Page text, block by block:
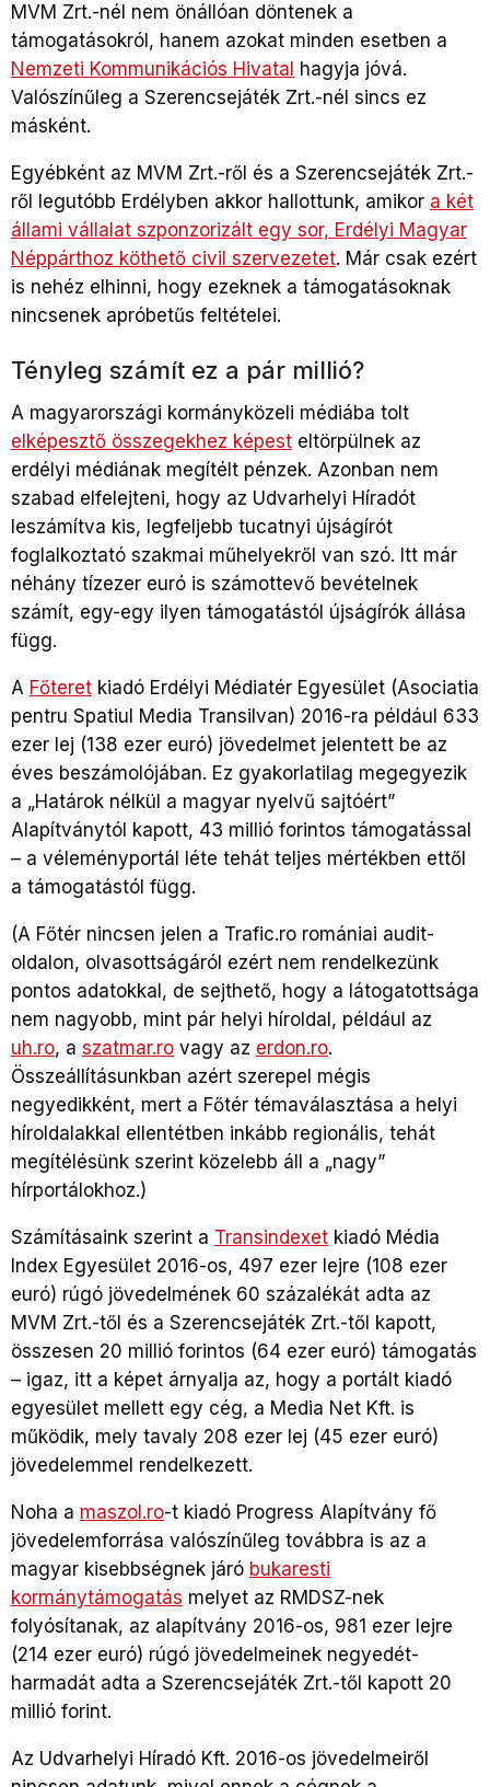
MVM Zrt.-nél nem önállóan döntenek a
támogatásokról, hanem azokat minden esetben a
Nemzeti Kommunikációs Hivatal hagyja jóvá.
Valószínűleg a Szerencsejáték Zrt.-nél sincs ez
másként.
Egyébként az MVM Zrt.-ről és a Szerencsejáték Zrt.-
ről legutóbb Erdélyben akkor hallottunk, amikor a két
állami vállalat szponzorizált egy sor, Erdélyi Magyar
Néppárthoz köthető civil szervezetet. Már csak ezért
is nehéz elhinni, hogy ezeknek a támogatásoknak
nincsenek apróbetűs feltételei.
Tényleg számít ez a pár millió?
A magyarországi kormányközeli médiába tolt
elképesztő összegekhez képest eltörpülnek az
erdélyi médiának megítélt pénzek. Azonban nem
szabad elfelejteni, hogy az Udvarhelyi Híradót
leszámítva kis, legfeljebb tucatnyi újságírót
foglalkoztató szakmai műhelyekről van szó. Itt már
néhány tízezer euró is számottevő bevételnek
számít, egy-egy ilyen támogatástól újságírók állása
függ.
A Főteret kiadó Erdélyi Médiatér Egyesület (Asociatia
pentru Spatiul Media Transilvan) 2016-ra például 633
ezer lej (138 ezer euró) jövedelmet jelentett be az
éves beszámolójában. Ez gyakorlatilag megegyezik
a „Határok nélkül a magyar nyelvű sajtóért”
Alapítványtól kapott, 43 millió forintos támogatással
– a véleményportál léte tehát teljes mértékben ettől
a támogatástól függ.
(A Főtér nincsen jelen a Trafic.ro romániai audit-
oldalon, olvasottságáról ezért nem rendelkezünk
pontos adatokkal, de sejthető, hogy a látogatottsága
nem nagyobb, mint pár helyi híroldal, például az
uh.ro, a szatmar.ro vagy az erdon.ro.
Összeállításunkban azért szerepel mégis
negyedikként, mert a Főtér témaválasztása a helyi
híroldalakkal ellentétben inkább regionális, tehát
megítélésünk szerint közelebb áll a „nagy”
hírportálokhoz.)
Számításaink szerint a Transindexet kiadó Média
Index Egyesület 2016-os, 497 ezer lejre (108 ezer
euró) rúgó jövedelmének 60 százalékát adta az
MVM Zrt.-től és a Szerencsejáték Zrt.-től kapott,
összesen 20 millió forintos (64 ezer euró) támogatás
– igaz, itt a képet árnyalja az, hogy a portált kiadó
egyesület mellett egy cég, a Media Net Kft. is
működik, mely tavaly 208 ezer lej (45 ezer euró)
jövedelemmel rendelkezett.
Noha a maszol.ro-t kiadó Progress Alapítvány fő
jövedelemforrása valószínűleg továbbra is az a
magyar kisebbségnek járó bukaresti
kormánytámogatás melyet az RMDSZ-nek
folyósítanak, az alapítvány 2016-os, 981 ezer lejre
(214 ezer euró) rúgó jövedelmeinek negyedét-
harmadát adta a Szerencsejáték Zrt.-től kapott 20
millió forint.
Az Udvarhelyi Híradó Kft. 2016-os jövedelmeiről